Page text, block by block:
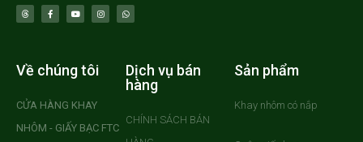
Về chúng tôi
CỬA HÀNG KHAY
NHÔM - GIẤY BẠC FTC
Dịch vụ bán
hàng
CHÍNH SÁCH BÁN
Sản phẩm
Khay nhôm có nắp